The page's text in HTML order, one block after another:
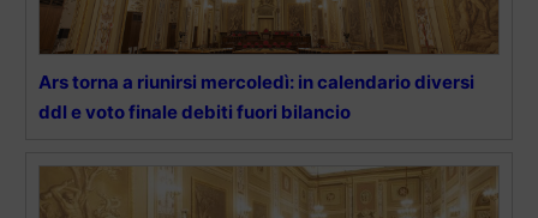
Ars torna a riunirsi mercoledì: in calendario diversi
ddl e voto finale debiti fuori bilancio